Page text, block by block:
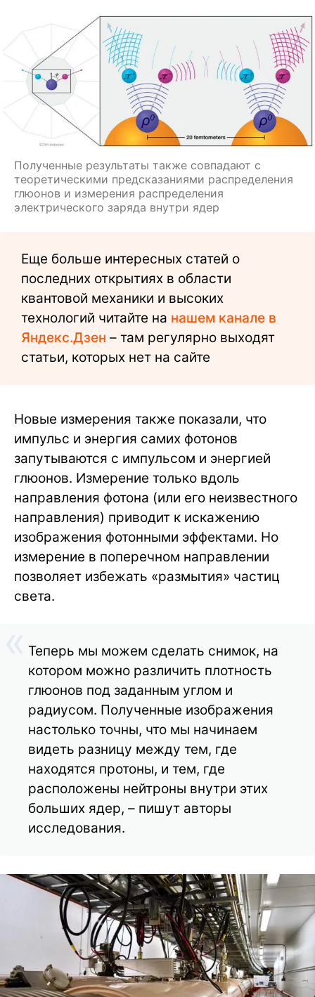
Полученные результаты также совпадают с
теоретическими предсказаниями распределения
глюонов и измерения распределения
электрического заряда внутри ядер
Еще больше интересных статей о
последних открытиях в области
квантовой механики и высоких
технологий читайте на нашем канале в
Яндекс.Дзен – там регулярно выходят
статьи, которых нет на сайте
Новые измерения также показали, что
импульс и энергия самих фотонов
запутываются с импульсом и энергией
глюонов. Измерение только вдоль
направления фотона (или его неизвестного
направления) приводит к искажению
изображения фотонными эффектами. Но
измерение в поперечном направлении
позволяет избежать «размытия» частиц
света.
Теперь мы можем сделать снимок, на
котором можно различить плотность
глюонов под заданным углом и
радиусом. Полученные изображения
настолько точны, что мы начинаем
видеть разницу между тем, где
находятся протоны, и тем, где
расположены нейтроны внутри этих
больших ядер, – пишут авторы
исследования.